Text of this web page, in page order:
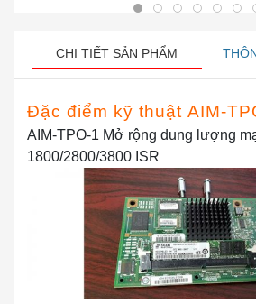
CHI TIẾT SẢN PHẨM
Đặc điểm kỹ thuật AIM-
AIM-TPO-1 Mở rộng dung lượng
1800/2800/3800 ISR